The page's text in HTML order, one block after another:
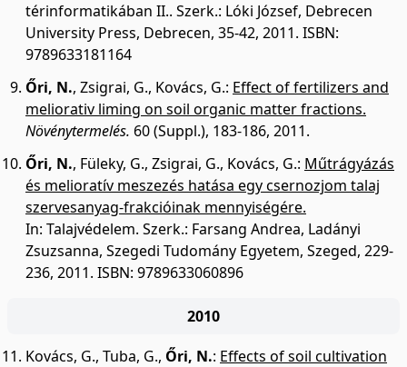
térinformatikában II.. Szerk.: Lóki József, Debrecen
University Press, Debrecen, 35-42, 2011. ISBN:
9789633181164
Őri, N., Zsigrai, G., Kovács, G.: Effect of fertilizers and
meliorativ liming on soil organic matter fractions.
Növénytermelés. 60 (Suppl.), 183-186, 2011.
Őri, N., Füleky, G., Zsigrai, G., Kovács, G.: Műtrágyázás
és melioratív meszezés hatása egy csernozjom talaj
szervesanyag-frakcióinak mennyiségére.
In: Talajvédelem. Szerk.: Farsang Andrea, Ladányi
Zsuzsanna, Szegedi Tudomány Egyetem, Szeged, 229-
236, 2011. ISBN: 9789633060896
2010
Kovács, G., Tuba, G., Őri, N.: Effects of soil cultivation